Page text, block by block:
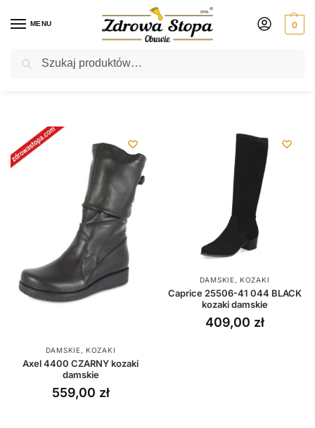
MENU 0
Rabat ⚡ 5% kod: ZDROWASTOPA (na obuwie poza promocją)
DAMSKIE,KOZAKI
Axel 4400 CZARNY kozaki
damskie
559,00 zł
DAMSKIE,KOZAKI
Caprice 25506-41 044 BLACK
kozaki damskie
409,00 zł